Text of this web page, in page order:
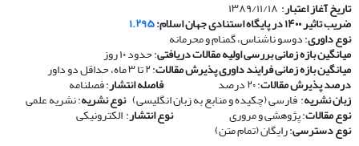
تاریخ آغاز اعتبار: ۱۳۸۹/۱۱/۱۸
ضریب تاثیر ۱۴۰۰ در پایگاه استنادی جهان اسلام: ۱.۲۹۵
نوع داوری: دوسو ناشناس، گمنام و محرمانه
​​​​​​​میانگین بازه زمانی بررسی اولیه مقالات دریافتی: حدود ۱۰ روز
​​​​​​​میانگین بازه زمانی فرایند داوری پذیرش مقالات: ۲ تا ۳ ماه، حداقل دو داور
درصد پذیرش مقالات: ۲۰ درصد ​​​​​​​فاصله انتشار: فصلنامه
زبان نشریه: فارسی (چکیده و منابع به زبان انگلیسی) ​​​​​​​نوع نشریه: نشریه علمی
​​​​​​​نوع مقالات: پژوهشی و مروری ​​​​​​​نوع انتشار: الکترونیکی
​​​​​​​نوع دسترسی: رایگان (تمام متن)